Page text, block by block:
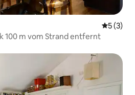
5 (3)
100 m vom Strand entfernt